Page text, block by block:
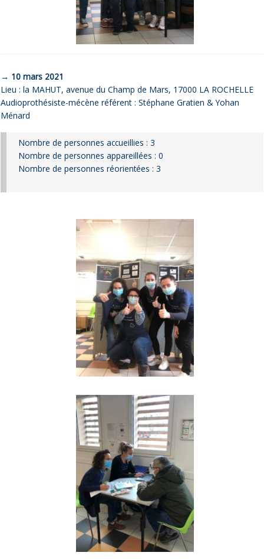
→ 10 mars 2021
Lieu : la MAHUT, avenue du Champ de Mars, 17000 LA ROCHELLE
Audioprothésiste-mécène référent : Stéphane Gratien & Yohan
Ménard
Nombre de personnes accueillies : 3
Nombre de personnes appareillées : 0
Nombre de personnes réorientées : 3